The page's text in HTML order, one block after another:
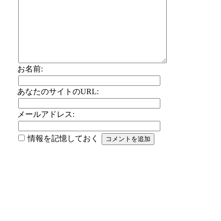
お名前:
あなたのサイトのURL:
メールアドレス:
情報を記憶しておく